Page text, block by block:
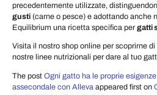
precedentemente utilizzate,
gusti (carne o pesce) e adottando anche
Equilibrium una ricetta specifica per gatti
Visita il nostro shop online per scoprirne di
nostre linee nutrizionali per dare al tuo
The post Ogni gatto ha le proprie
assecondale con Alleva appeared first on